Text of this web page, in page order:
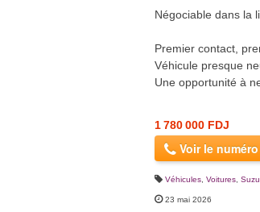
Négociable dans la
Premier contact,
Véhicule presque
Une opportunité à
1 780 000 FDJ
Voir le numéro
Véhicules Voitures
23 mai 2026